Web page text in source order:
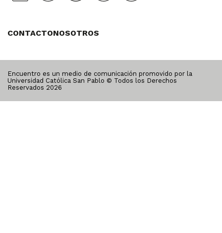
CONTACTONOSOTROS
Encuentro es un medio de comunicación promovido por la
Universidad Católica San Pablo © Todos los Derechos
Reservados 2026